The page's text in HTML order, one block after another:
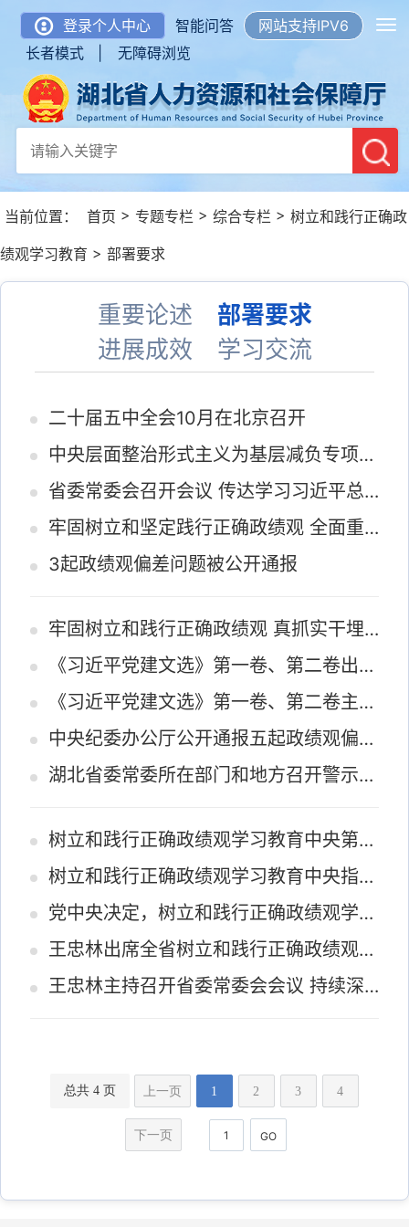
登录个人中心 智能问答
网站支持IPV6
长者模式 |
无障碍浏览
当前位置： 首页 > 专题专栏 > 综合专栏 > 树立和践行正确政
绩观学习教育 > 部署要求
重要论述
部署要求
进展成效
学习交流
二十届五中全会10月在北京召开
中央层面整治形式主义为基层减负专项工作机制办公室、中央纪委办公厅公开通报3起整治形式主义为基层减负...
省委常委会召开会议 传达学习习近平总书记重要讲话重要指示精神 研究部署科技创新、安全生产、学习教育...
牢固树立和坚定践行正确政绩观 全面重塑地方政府经济促进行为 努力推动全省经济社会高质量发展
3起政绩观偏差问题被公开通报
牢固树立和践行正确政绩观 真抓实干埋头苦干 奋力谱写高质量发展新篇章
《习近平党建文选》第一卷、第二卷出版发行
《习近平党建文选》第一卷、第二卷主要篇目介绍
中央纪委办公厅公开通报五起政绩观偏差典型案件
湖北省委常委所在部门和地方召开警示教育会
树立和践行正确政绩观学习教育中央第九指导组进驻湖北见面会召开
树立和践行正确政绩观学习教育中央指导组工作座谈会暨继续派出中央指导组培训会议召开 石泰峰出席并讲话...
党中央决定，树立和践行正确政绩观学习教育继续派出4个中央指导组
王忠林出席全省树立和践行正确政绩观学习教育工作推进会暨集中整治调度会
王忠林主持召开省委常委会会议 持续深入抓好中央巡视反馈问题整改工作 确保整改成果经得起历史实践和人...
总共 4 页 上一页 1 2 3 4
下一页